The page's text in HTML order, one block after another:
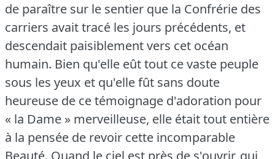
de paraître sur le sentier que la Confrérie des
carriers avait tracé les jours précédents, et
descendait paisiblement vers cet océan
humain. Bien qu'elle eût tout ce vaste peuple
sous les yeux et qu'elle fût sans doute
heureuse de ce témoignage d'adoration pour
« la Dame » merveilleuse, elle était tout entière
à la pensée de revoir cette incomparable